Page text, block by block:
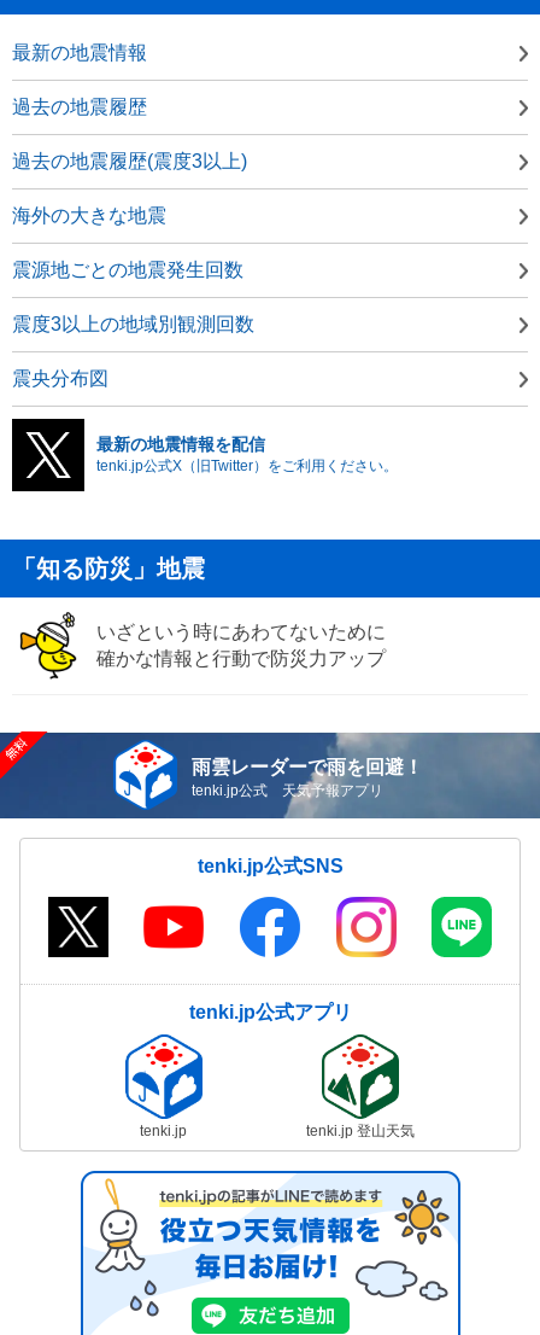
最新の地震情報
過去の地震履歴
過去の地震履歴(震度3以上)
海外の大きな地震
震源地ごとの地震発生回数
震度3以上の地域別観測回数
震央分布図
最新の地震情報を配信
tenki.jp公式X（旧Twitter）をご利用ください。
「知る防災」地震
いざという時にあわてないために
確かな情報と行動で防災力アップ
雨雲レーダーで雨を回避！
tenki.jp公式 天気予報アプリ
tenki.jp公式SNS
tenki.jp公式アプリ
tenki.jp tenki.jp 登山天気